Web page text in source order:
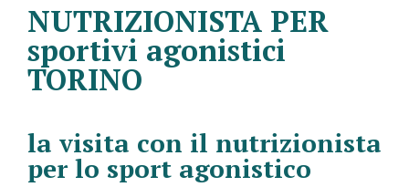
NUTRIZIONISTA PER
sportivi agonistici
TORINO
la visita con il nutrizionista
per lo sport agonistico